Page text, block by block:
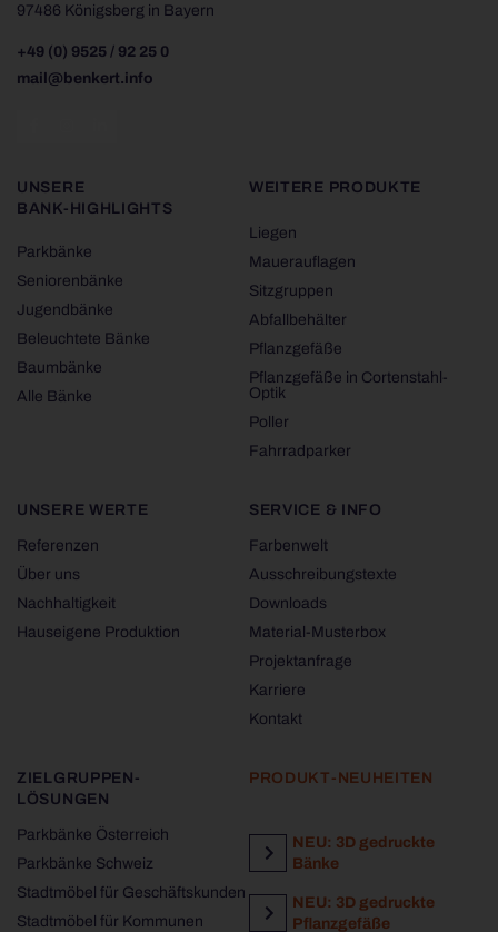
97486 Königsberg in Bayern
+49 (0) 9525 / 92 25 0
mail@benkert.info
UNSERE
BANK-HIGHLIGHTS
Parkbänke
Seniorenbänke
Jugendbänke
Beleuchtete Bänke
Baumbänke
Alle Bänke
WEITERE PRODUKTE
Liegen
Mauerauflagen
Sitzgruppen
Abfallbehälter
Pflanzgefäße
Pflanzgefäße in Cortenstahl-
Optik
Poller
Fahrradparker
UNSERE WERTE
Referenzen
Über uns
Nachhaltigkeit
Hauseigene Produktion
SERVICE & INFO
Farbenwelt
Ausschreibungstexte
Downloads
Material-Musterbox
Projektanfrage
Karriere
Kontakt
ZIELGRUPPEN-
LÖSUNGEN
Parkbänke Österreich
Parkbänke Schweiz
Stadtmöbel für Geschäftskunden
Stadtmöbel für Kommunen
PRODUKT-NEUHEITEN
NEU: 3D gedruckte
Bänke
NEU: 3D gedruckte
Pflanzgefäße